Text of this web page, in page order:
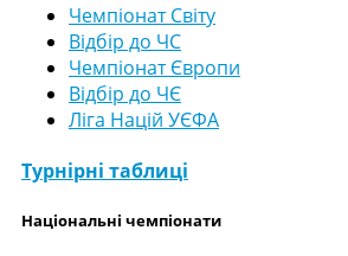
Чемпіонат Світу
Відбір до ЧС
Чемпіонат Європи
Відбір до ЧЄ
Ліга Націй УЄФА
Турнірні таблиці
Національні чемпіонати